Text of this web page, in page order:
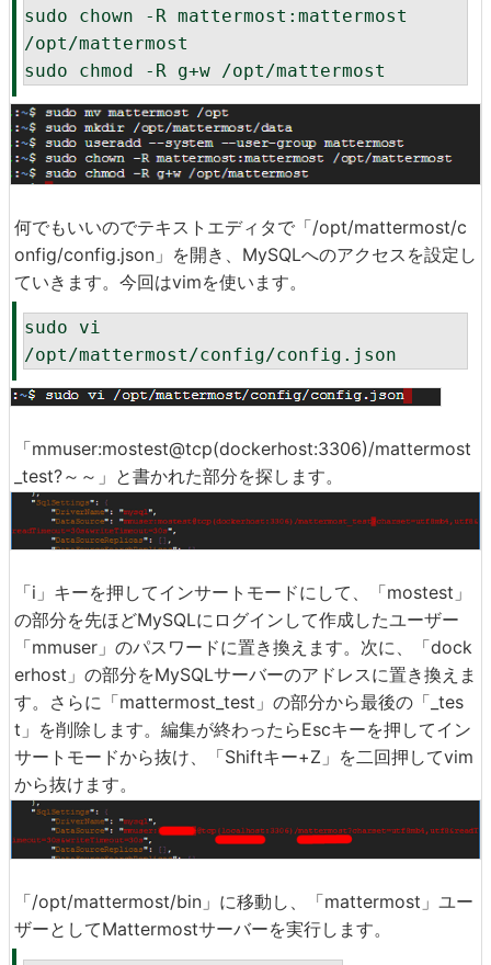
sudo chown -R mattermost:mattermost
/opt/mattermost
sudo chmod -R g+w /opt/mattermost
何でもいいのでテキストエディタで「/opt/mattermost/c
onfig/config.json」を開き、MySQLへのアクセスを設定し
ていきます。今回はvimを使います。
sudo vi
/opt/mattermost/config/config.json
「mmuser:mostest@tcp(dockerhost:3306)/mattermost
_test?～～」と書かれた部分を探します。
「i」キーを押してインサートモードにして、「mostest」
の部分を先ほどMySQLにログインして作成したユーザー
「mmuser」のパスワードに置き換えます。次に、「dock
erhost」の部分をMySQLサーバーのアドレスに置き換えま
す。さらに「mattermost_test」の部分から最後の「_tes
t」を削除します。編集が終わったらEscキーを押してイン
サートモードから抜け、「Shiftキー+Z」を二回押してvim
から抜けます。
「/opt/mattermost/bin」に移動し、「mattermost」ユー
ザーとしてMattermostサーバーを実行します。